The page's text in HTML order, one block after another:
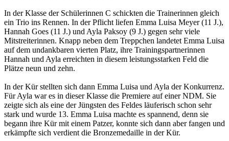
In der Klasse der Schülerinnen C schickten die Trainerinnen gleich
ein Trio ins Rennen. In der Pflicht liefen Emma Luisa Meyer (11 J.),
Hannah Goes (11 J.) und Ayla Paksoy (9 J.) gegen sehr viele
Mitstreiterinnen. Knapp neben dem Treppchen landetet Emma Luisa
auf dem undankbaren vierten Platz, ihre Trainingspartnerinnen
Hannah und Ayla erreichten in diesem leistungsstarken Feld die
Plätze neun und zehn.
In der Kür stellten sich dann Emma Luisa und Ayla der Konkurrenz.
Für Ayla war es in dieser Klasse die Premiere auf einer NDM. Sie
zeigte sich als eine der Jüngsten des Feldes läuferisch schon sehr
stark und wurde 13. Emma Luisa machte es spannend, denn sie
begann ihre Kür mit einem Patzer, konnte sich dann aber fangen und
erkämpfte sich verdient die Bronzemedaille in der Kür.